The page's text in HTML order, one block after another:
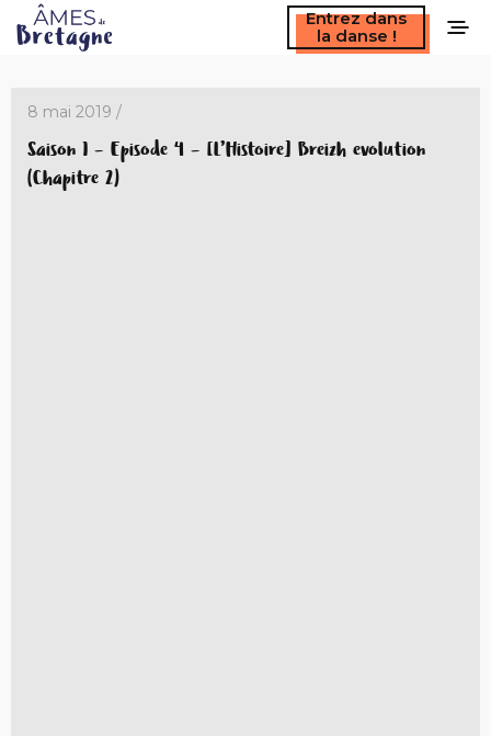
Entrez dans
la danse !
8 mai 2019 /
Saison 1 – Episode 4 – [L’Histoire] Breizh evolution
(Chapitre 2)